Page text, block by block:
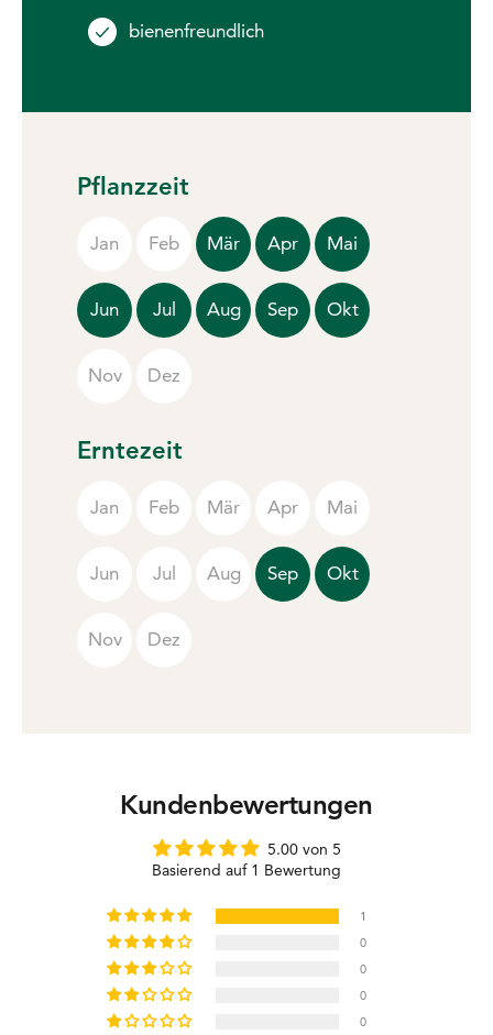
bienenfreundlich
Pflanzzeit
Jan Feb Mär Apr Mai
Jun Jul Aug Sep Okt
Nov Dez
Erntezeit
Jan Feb Mär Apr Mai
Jun Jul Aug Sep Okt
Nov Dez
Kundenbewertungen
5.00 von 5
Basierend auf 1 Bewertung
1
0
0
0
0